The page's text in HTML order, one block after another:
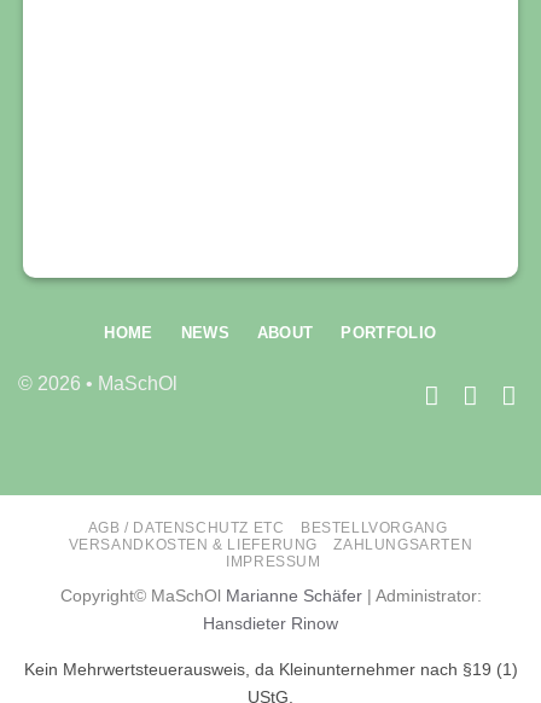
© 2026 • MaSchOl
HOME NEWS ABOUT PORTFOLIO
AGB / DATENSCHUTZ ETC
BESTELLVORGANG
VERSANDKOSTEN & LIEFERUNG
ZAHLUNGSARTEN
IMPRESSUM
Copyright© MaSchOl Marianne Schäfer| Administrator:
Hansdieter Rinow
Kein Mehrwertsteuerausweis, da Kleinunternehmer nach §19 (1)
UStG.